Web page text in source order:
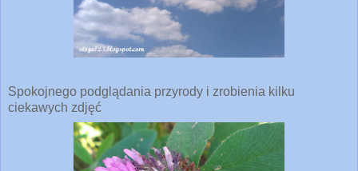
Spokojnego podglądania przyrody i zrobienia kilku
ciekawych zdjęć